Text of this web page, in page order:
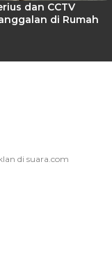
dan CCTV
di Rumah